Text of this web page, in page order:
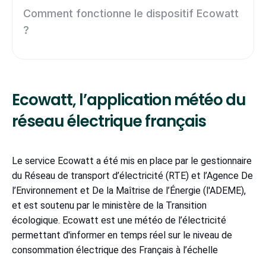
Comment fonctionne le dispositif Ecowatt
?
Ecowatt, l’application météo du
réseau électrique français
Le service Ecowatt a été mis en place par le gestionnaire
du Réseau de transport d’électricité (RTE) et l’Agence De
l’Environnement et De la Maîtrise de l’Énergie (l'ADEME),
et est soutenu par le ministère de la Transition
écologique. Ecowatt est une météo de l’électricité
permettant d'informer en temps réel sur le niveau de
consommation électrique des Français à l’échelle